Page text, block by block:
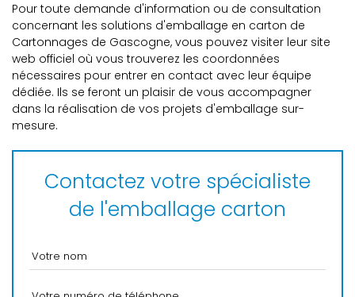
Pour toute demande d'information ou de consultation
concernant les solutions d'emballage en carton de
Cartonnages de Gascogne, vous pouvez visiter leur site
web officiel où vous trouverez les coordonnées
nécessaires pour entrer en contact avec leur équipe
dédiée. Ils se feront un plaisir de vous accompagner
dans la réalisation de vos projets d'emballage sur-
mesure.
Contactez votre spécialiste
de l'emballage carton